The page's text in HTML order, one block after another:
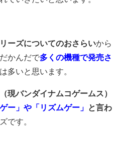
ーズについてのおさらいから
かんだで多くの機種で発売さ
多いと思います。
現バンダイナムコゲームス）
ゲー」や「リズムゲー」
と言わ
です。